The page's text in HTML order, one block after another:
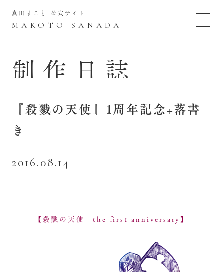
真田まこと 公式サイト
MAKOTO SANADA
制作日誌
『殺戮の天使』1周年記念+落書
き
2016.08.14
【殺戮の天使 the first anniversary】